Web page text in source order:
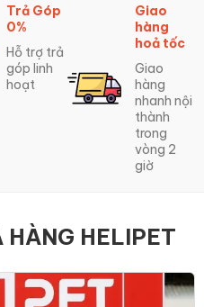
Giao
hàng
hoả tốc
Giao
hàng
100%
Hàng
chính
Có thể
xuất hoá
đơn VAT
HÀNG HELIPET